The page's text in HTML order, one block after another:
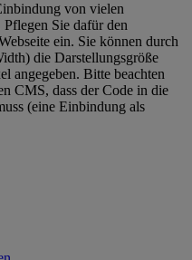
von vielen
Sie dafür den
ein. Sie können durch
die Darstellungsgröße
angegeben. Bitte beachten
CMS, dass der Code in die
(eine Einbindung als